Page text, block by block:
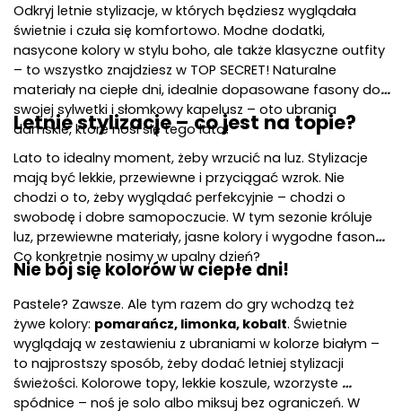
Odkryj letnie stylizacje, w których będziesz wyglądała
świetnie i czuła się komfortowo. Modne dodatki,
nasycone kolory w stylu boho, ale także klasyczne outfity
– to wszystko znajdziesz w TOP SECRET! Naturalne
materiały na ciepłe dni, idealnie dopasowane fasony do
swojej sylwetki i słomkowy kapelusz – oto ubrania
damskie, które nosi się tego lata!
Letnie stylizacje – co jest na topie?
Lato to idealny moment, żeby wrzucić na luz. Stylizacje
mają być lekkie, przewiewne i przyciągać wzrok. Nie
chodzi o to, żeby wyglądać perfekcyjnie – chodzi o
swobodę i dobre samopoczucie. W tym sezonie króluje
luz, przewiewne materiały, jasne kolory i wygodne fasony.
Co konkretnie nosimy w upalny dzień?
Nie bój się kolorów w ciepłe dni!
Pastele? Zawsze. Ale tym razem do gry wchodzą też
żywe kolory: pomarańcz, limonka, kobalt. Świetnie
wyglądają w zestawieniu z ubraniami w kolorze białym –
to najprostszy sposób, żeby dodać letniej stylizacji
świeżości. Kolorowe topy, lekkie koszule, wzorzyste
spódnice – noś je solo albo miksuj bez ograniczeń. W